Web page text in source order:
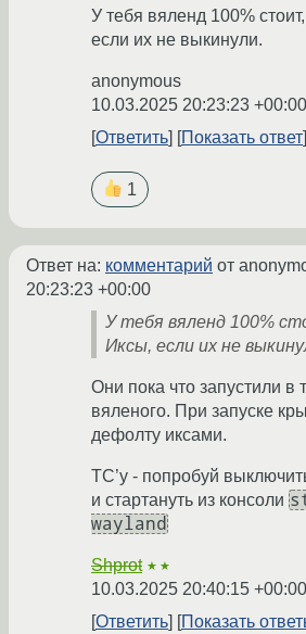
У тебя вяленд 100%
если их не выкинули.
anonymous
10.03.2025 20:23:23 +00:00
Ответить
Показать ответ
1
Ответ на: комментарий от
20:23:23 +00:00
У тебя вяленд 100%
Иксы, если их не
Они пока что запустили в
вяленого. При запуске
дефолту иксами.
ТС’у - попробуй
и стартануть из консоли
wayland
Shprot ★★
10.03.2025 20:40:15 +00:00
Ответить
Показать